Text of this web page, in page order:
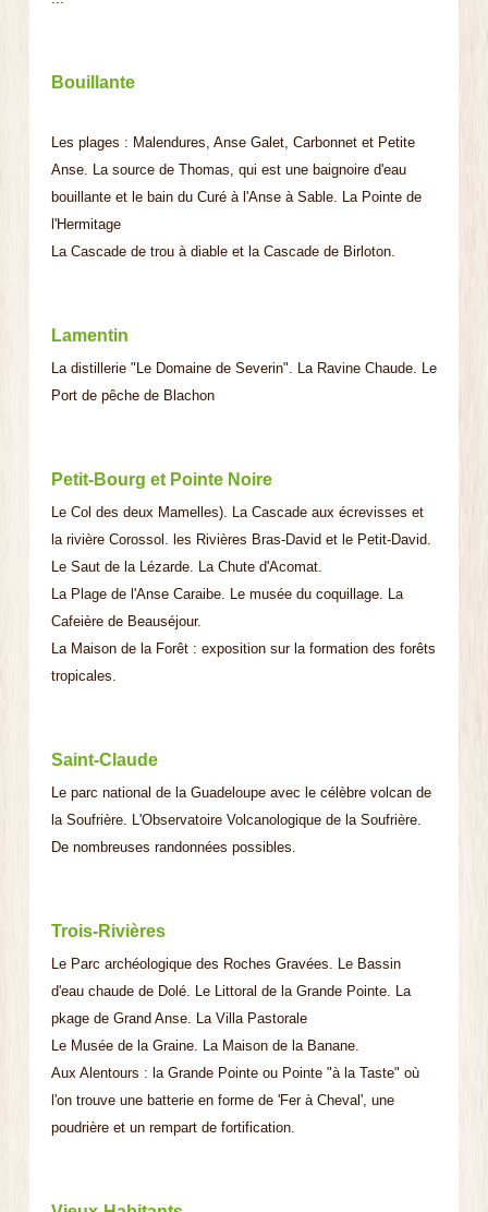
Bouillante
Les plages : Malendures, Anse Galet, Carbonnet et Petite
Anse. La source de Thomas, qui est une baignoire d'eau
bouillante et le bain du Curé à l'Anse à Sable. La Pointe de
l'Hermitage
La Cascade de trou à diable et la Cascade de Birloton.
Lamentin
La distillerie "Le Domaine de Severin". La Ravine Chaude. Le
Port de pêche de Blachon
Petit-Bourg et Pointe Noire
Le Col des deux Mamelles). La Cascade aux écrevisses et
la rivière Corossol. les Rivières Bras-David et le Petit-David.
Le Saut de la Lézarde. La Chute d'Acomat.
La Plage de l'Anse Caraibe. Le musée du coquillage. La
Cafeière de Beauséjour.
La Maison de la Forêt : exposition sur la formation des forêts
tropicales.
Saint-Claude
Le parc national de la Guadeloupe avec le célèbre volcan de
la Soufrière. L'Observatoire Volcanologique de la Soufrière.
De nombreuses randonnées possibles.
Trois-Rivières
Le Parc archéologique des Roches Gravées. Le Bassin
d'eau chaude de Dolé. Le Littoral de la Grande Pointe. La
pkage de Grand Anse. La Villa Pastorale
Le Musée de la Graine. La Maison de la Banane.
Aux Alentours : la Grande Pointe ou Pointe "à la Taste" où
l'on trouve une batterie en forme de 'Fer à Cheval', une
poudrière et un rempart de fortification.